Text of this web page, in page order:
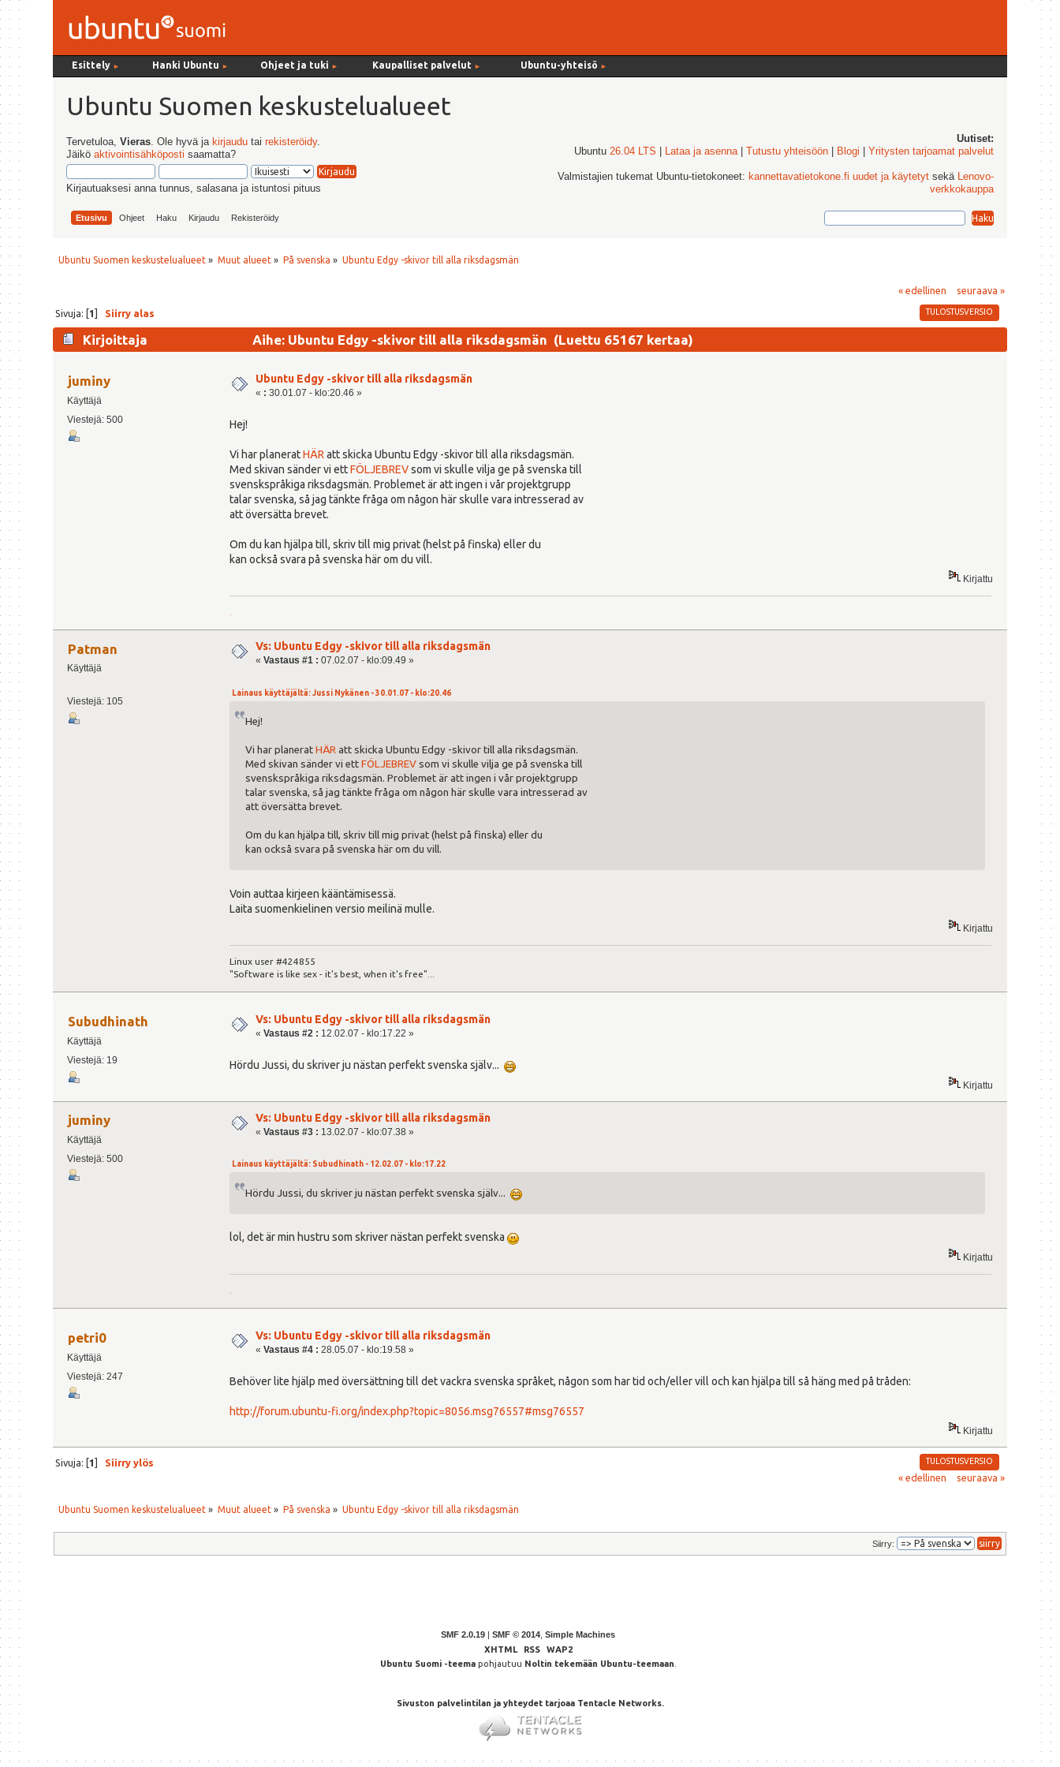
Esittely ► Hanki Ubuntu ► Ohjeet ja tuki ► Kaupalliset palvelut ► Ubuntu-yhteisö ►
Ubuntu Suomen keskustelualueet
Tervetuloa, Vieras. Ole hyvä ja kirjaudutai rekisteröidy.
Jäikö aktivointisähköposti saamatta?
Kirjautuaksesi anna tunnus, salasana ja istuntosi pituus
Uutiset:
Ubuntu26.04 LTS Lataa ja asenna|Tutustu yhteisöön Blogi |Yritysten tarjoamat palvelut
Valmistajien tukemat Ubuntu-tietokoneet: kannettavatietokone.fi uudet ja käytetyt sekä Lenovo-
verkkokauppa
Etusivu Ohjeet Haku Kirjaudu Rekisteröidy
Ubuntu Suomen keskustelualueet » Muut alueet » På svenska » Ubuntu Edgy -skivor till alla riksdagsmän
« edellinen seuraava »
TULOSTUSVERSIO
Sivuja: [1] Siirry alas
Kirjoittaja Aihe: Ubuntu Edgy -skivor till alla riksdagsmän (Luettu 65167 kertaa)
juminy
Käyttäjä
Viestejä: 500
Ubuntu Edgy -skivor till alla riksdagsmän
« : 30.01.07 - klo:20.46 »
Hej!
Vi har planeratHÄR att skicka Ubuntu Edgy -skivor till alla riksdagsmän.
Med skivan sänder vi ettFÖLJEBREVsom vi skulle vilja ge på svenska till
svenskspråkiga riksdagsmän. Problemet är att ingen i vår projektgrupp
talar svenska, så jag tänkte fråga om någon här skulle vara intresserad av
att översätta brevet.
Om du kan hjälpa till, skriv till mig privat (helst på finska) eller du
kan också svara på svenska här om du vill.
Kirjattu
Patman
Käyttäjä
Viestejä: 105
Vs: Ubuntu Edgy -skivor till alla riksdagsmän
«Vastaus #1 : 07.02.07 - klo:09.49 »
Lainaus käyttäjältä: Jussi Nykänen - 30.01.07 - klo:20.46
Hej!
Vi har planeratHÄR att skicka Ubuntu Edgy -skivor till alla riksdagsmän.
Med skivan sänder vi ettFÖLJEBREV som vi skulle vilja ge på svenska till
svenskspråkiga riksdagsmän. Problemet är att ingen i vår projektgrupp
talar svenska, så jag tänkte fråga om någon här skulle vara intresserad av
att översätta brevet.
Om du kan hjälpa till, skriv till mig privat (helst på finska) eller du
kan också svara på svenska här om du vill.
Voin auttaa kirjeen kääntämisessä.
Laita suomenkielinen versio meilinä mulle.
Kirjattu
Linux user #424855
"Software is like sex - it's best, when it's free"...
Subudhinath
Käyttäjä
Viestejä: 19
Vs: Ubuntu Edgy -skivor till alla riksdagsmän
«Vastaus #2 : 12.02.07 - klo:17.22 »
Hördu Jussi, du skriver ju nästan perfekt svenska själv...
Kirjattu
juminy
Käyttäjä
Viestejä: 500
Vs: Ubuntu Edgy -skivor till alla riksdagsmän
«Vastaus #3 : 13.02.07 - klo:07.38 »
Lainaus käyttäjältä: Subudhinath - 12.02.07 - klo:17.22
Hördu Jussi, du skriver ju nästan perfekt svenska själv...
lol, det är min hustru som skriver nästan perfekt svenska
Kirjattu
petri0
Käyttäjä
Viestejä: 247
Vs: Ubuntu Edgy -skivor till alla riksdagsmän
«Vastaus #4 : 28.05.07 - klo:19.58 »
Behöver lite hjälp med översättning till det vackra svenska språket, någon som har tid och/eller vill och kan hjälpa till så häng med på tråden:
http://forum.ubuntu-fi.org/index.php?topic=8056.msg76557#msg76557
Kirjattu
TULOSTUSVERSIO
Sivuja: [1] Siirry ylös
« edellinen
seuraava »
Ubuntu Suomen keskustelualueet » Muut alueet » På svenska » Ubuntu Edgy -skivor till alla riksdagsmän
Siirry:
SMF 2.0.19 | SMF © 2014 Simple Machines
XHTML
RSS
WAP2
Ubuntu Suomi -teemapohjautuu Noltin tekemään Ubuntu-teemaan
Sivuston palvelintilan ja yhteydet tarjoaa Tentacle Networks.